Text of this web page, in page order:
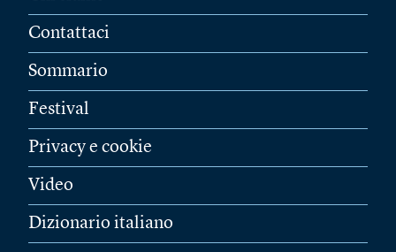
Contattaci
Sommario
Festival
Privacy e cookie
Video
Dizionario italiano